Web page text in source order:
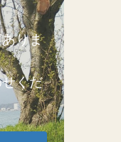
りま
くだ